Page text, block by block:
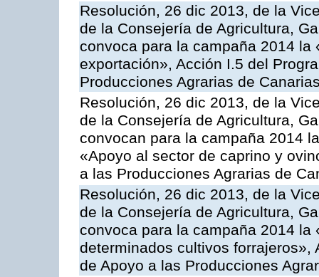
Resolución, 26 dic 2013, de la
de la Consejería de Agricultura,
convoca para la campaña 2014
exportación», Acción I.5 del
Producciones Agrarias de
Resolución, 26 dic 2013, de la
de la Consejería de Agricultura,
convocan para la campaña 2014
«Apoyo al sector de caprino y
a las Producciones Agrarias de
Resolución, 26 dic 2013, de la
de la Consejería de Agricultura,
convoca para la campaña 2014 la
determinados cultivos forrajeros»,
de Apoyo a las Producciones